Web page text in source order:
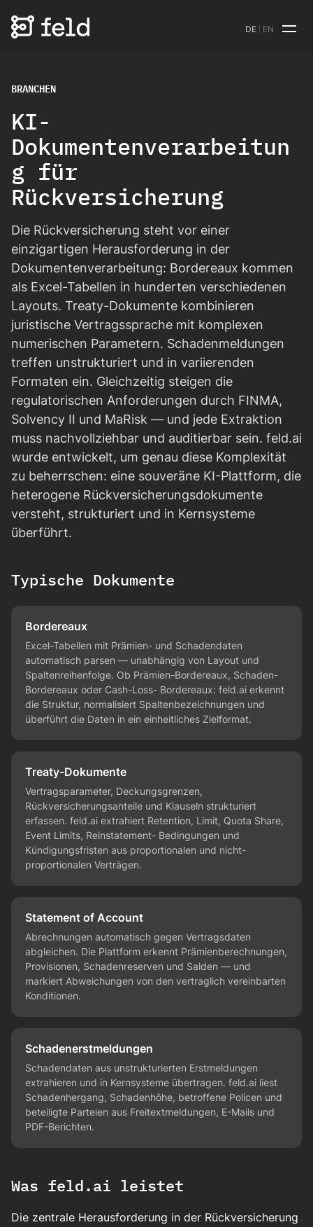
DE EN
BRANCHEN
KI-
Dokumentenverarbeitun
g für
Rückversicherung
Die Rückversicherung steht vor einer
einzigartigen Herausforderung in der
Dokumentenverarbeitung: Bordereaux kommen
als Excel-Tabellen in hunderten verschiedenen
Layouts. Treaty-Dokumente kombinieren
juristische Vertragssprache mit komplexen
numerischen Parametern. Schadenmeldungen
treffen unstrukturiert und in variierenden
Formaten ein. Gleichzeitig steigen die
regulatorischen Anforderungen durch FINMA,
Solvency II und MaRisk — und jede Extraktion
muss nachvollziehbar und auditierbar sein. feld.ai
wurde entwickelt, um genau diese Komplexität
zu beherrschen: eine souveräne KI-Plattform, die
heterogene Rückversicherungsdokumente
versteht, strukturiert und in Kernsysteme
überführt.
Typische Dokumente
Bordereaux
Excel-Tabellen mit Prämien- und Schadendaten
automatisch parsen — unabhängig von Layout und
Spaltenreihenfolge. Ob Prämien-Bordereaux, Schaden-
Bordereaux oder Cash-Loss- Bordereaux: feld.ai erkennt
die Struktur, normalisiert Spaltenbezeichnungen und
überführt die Daten in ein einheitliches Zielformat.
Treaty-Dokumente
Vertragsparameter, Deckungsgrenzen,
Rückversicherungsanteile und Klauseln strukturiert
erfassen. feld.ai extrahiert Retention, Limit, Quota Share,
Event Limits, Reinstatement- Bedingungen und
Kündigungsfristen aus proportionalen und nicht-
proportionalen Verträgen.
Statement of Account
Abrechnungen automatisch gegen Vertragsdaten
abgleichen. Die Plattform erkennt Prämienberechnungen,
Provisionen, Schadenreserven und Salden — und
markiert Abweichungen von den vertraglich vereinbarten
Konditionen.
Schadenerstmeldungen
Schadendaten aus unstrukturierten Erstmeldungen
extrahieren und in Kernsysteme übertragen. feld.ai liest
Schadenhergang, Schadenhöhe, betroffene Policen und
beteiligte Parteien aus Freitextmeldungen, E-Mails und
PDF-Berichten.
Was feld.ai leistet
Die zentrale Herausforderung in der Rückversicherung